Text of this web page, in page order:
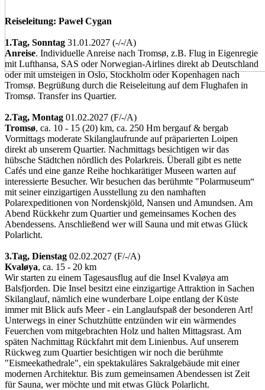
Reiseleitung: Paweł Cygan
1.Tag, Sonntag 31.01.2027 (-/­-/­A)
Anreise. Individuelle Anreise nach Tromsø, z.B. Flug in Eigenregie
mit Lufthansa, SAS oder Norwegian-Airlines direkt ab Deutschland
oder mit umsteigen in Oslo, Stockholm oder Kopenhagen nach
Tromsø. Begrüßung durch die Reiseleitung auf dem Flughafen in
Tromsø. Transfer ins Quartier.
2.Tag, Montag 01.02.2027 (F/­-/­A)
Tromsø, ca. 10 - 15 (20) km, ca. 250 Hm bergauf & bergab
Vormittags moderate Skilanglaufrunde auf präparierten Loipen
direkt ab unserem Quartier. Nachmittags besichtigen wir das
hübsche Städtchen nördlich des Polarkreis. Überall gibt es nette
Cafés und eine ganze Reihe hochkarätiger Museen warten auf
interessierte Besucher. Wir besuchen das berühmte "Polarmuseum“
mit seiner einzigartigen Ausstellung zu den namhaften
Polarexpeditionen von Nordenskjöld, Nansen und Amundsen. Am
Abend Rückkehr zum Quartier und gemeinsames Kochen des
Abendessens. Anschließend wer will Sauna und mit etwas Glück
Polarlicht.
3.Tag, Dienstag 02.02.2027 (F/­-/­A)
Kvaløya, ca. 15 - 20 km
Wir starten zu einem Tagesausflug auf die Insel Kvaløya am
Balsfjorden. Die Insel besitzt eine einzigartige Attraktion in Sachen
Skilanglauf, nämlich eine wunderbare Loipe entlang der Küste
immer mit Blick aufs Meer - ein Langlaufspaß der besonderen Art!
Unterwegs in einer Schutzhütte entzünden wir ein wärmendes
Feuerchen vom mitgebrachten Holz und halten Mittagsrast. Am
späten Nachmittag Rückfahrt mit dem Linienbus. Auf unserem
Rückweg zum Quartier besichtigen wir noch die berühmte
"Eismeekathedrale", ein spektakuläres Sakralgebäude mit einer
modernen Architektur. Bis zum gemeinsamen Abendessen ist Zeit
für Sauna, wer möchte und mit etwas Glück Polarlicht.